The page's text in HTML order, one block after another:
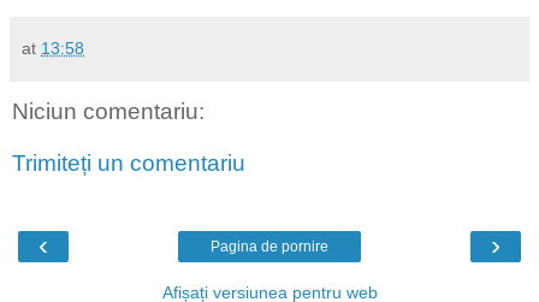
at 13:58
Niciun comentariu:
Trimiteți un comentariu
‹ ›
Pagina de pornire
Afișați versiunea pentru web